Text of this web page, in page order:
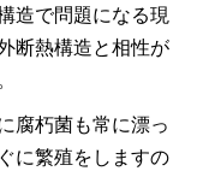
造で問題になる現
断熱構造と相性が
腐朽菌も常に漂っ
に繁殖をしますの